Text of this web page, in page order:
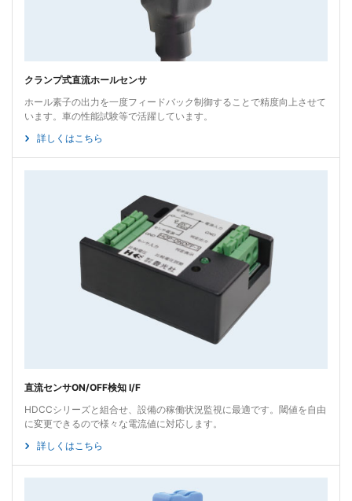
クランプ式直流ホールセンサ
ホール素子の出力を一度フィードバック制御することで精度向上させて
います。車の性能試験等で活躍しています。
詳しくはこちら
直流センサON/OFF検知 I/F
HDCCシリーズと組合せ、設備の稼働状況監視に最適です。閾値を自由
に変更できるので様々な電流値に対応します。
詳しくはこちら